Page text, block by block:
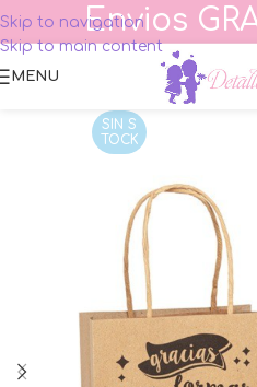
Skip to navigation
Skip to main content
Envios
MENU
SIN S
TOCK